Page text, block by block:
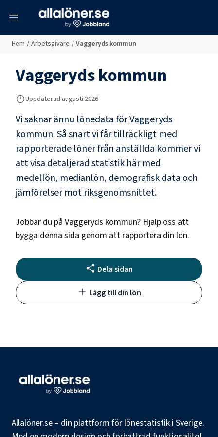
Hem / Arbetsgivare / Vaggeryds kommun
Vaggeryds kommun
Uppdaterad augusti 2026
Vi saknar ännu lönedata förVaggeryds
kommun. Så snart vi får tillräckligt med
rapporterade löner från anställda kommer vi
att visa detaljerad statistik här med
medellön, medianlön, demografisk data och
jämförelser mot riksgenomsnittet.
Jobbar du på Vaggeryds kommun? Hjälp oss att
bygga denna sida genom att rapportera din lön.
Dela sidan
Lägg till din lön
Allalöner.se – din plattform för lönestatistik i Sverige.